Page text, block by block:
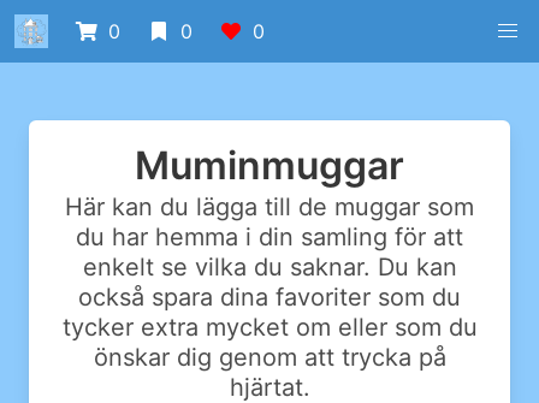
0 0 0
Muminmuggar
Här kan du lägga till de muggar som
du har hemma i din samling för att
enkelt se vilka du saknar. Du kan
också spara dina favoriter som du
tycker extra mycket om eller som du
önskar dig genom att trycka på
hjärtat.